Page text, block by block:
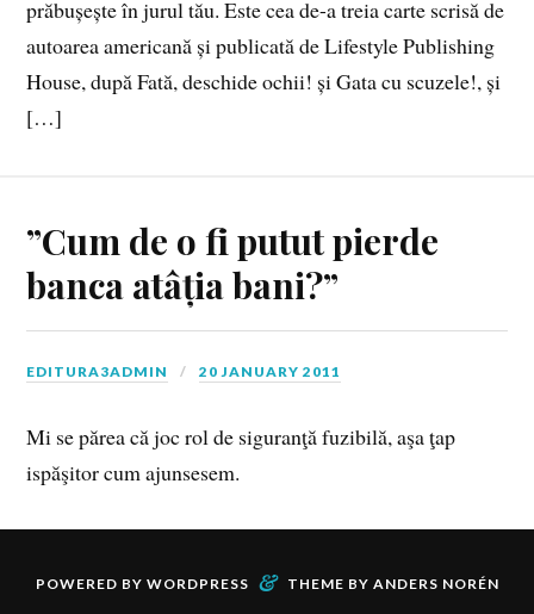
prăbușește în jurul tău. Este cea de-a treia carte scrisă de
autoarea americană și publicată de Lifestyle Publishing
House, după Fată, deschide ochii! și Gata cu scuzele!, și
[…]
”Cum de o fi putut pierde
banca atâția bani?”
EDITURA3ADMIN 20 JANUARY 2011
Mi se părea că joc rol de siguranţă fuzibilă, aşa ţap
ispăşitor cum ajunsesem.
POWERED BY WORDPRESS & THEME BY ANDERS NORÉN